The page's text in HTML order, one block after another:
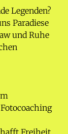
Legenden?
Paradiese
und Ruhe
Freiheit